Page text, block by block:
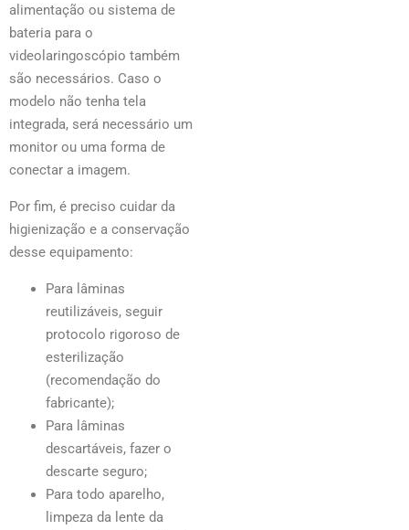
alimentação ou sistema de
bateria para o
videolaringoscópio também
são necessários. Caso o
modelo não tenha tela
integrada, será necessário um
monitor ou uma forma de
conectar a imagem.
Por fim, é preciso cuidar da
higienização e a conservação
desse equipamento:
Para lâminas
reutilizáveis, seguir
protocolo rigoroso de
esterilização
(recomendação do
fabricante);
Para lâminas
descartáveis, fazer o
descarte seguro;
Para todo aparelho,
limpeza da lente da